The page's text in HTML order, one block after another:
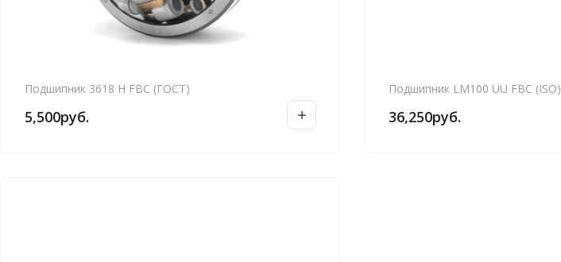
Подшипник 3618 Н FBC (ГОСТ)
5,500руб.
Подшипник LM100 UU FBC (ISO)
36,250руб.